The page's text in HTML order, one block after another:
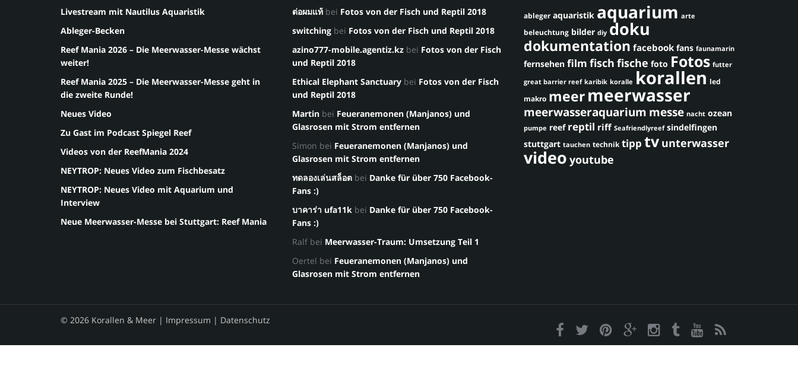
Livestream mit Nautilus Aquaristik
Ableger-Becken
Reef Mania 2026 – Die Meerwasser-Messe wächst
weiter!
Reef Mania 2025 – Die Meerwasser-Messe geht in
die zweite Runde!
Neues Video
Zu Gast im Podcast Spiegel Reef
Videos von der ReefMania 2024
NEYTROP: Neues Video zum Fischbesatz
NEYTROP: Neues Video mit Aquarium und
Interview
Neue Meerwasser-Messe bei Stuttgart: Reef Mania
ต่อผมแท้ bei Fotos von der Fisch und Reptil 2018
switching bei Fotos von der Fisch und Reptil 2018
azino777-mobile.agentiz.kz bei Fotos von der Fisch
und Reptil 2018
Ethical Elephant Sanctuary bei Fotos von der Fisch
und Reptil 2018
Martin bei Feueranemonen (Manjanos) und
Glasrosen mit Strom entfernen
Simon bei Feueranemonen (Manjanos) und
Glasrosen mit Strom entfernen
ทดลองเล่นสล็อต bei Danke für über 750 Facebook-
Fans :)
บาคาร่า ufa11k bei Danke für über 750 Facebook-
Fans :)
Ralf bei Meerwasser-Traum: Umsetzung Teil 1
Oertel bei Feueranemonen (Manjanos) und
Glasrosen mit Strom entfernen
ableger aquaristik aquarium arte
beleuchtung bilder diy doku
dokumentation facebook fans faunamarin
fernsehen film fisch fische foto Fotos futter
great barrier reef karibik koralle korallen led
makro meermeerwasser
meerwasseraquarium messe nacht ozean
pumpe reef reptil riff Seafriendlyreef sindelfingen
stuttgart tauchen technik tipp tv unterwasser
video youtube
© 2026 Korallen & Meer | Impressum | Datenschutz